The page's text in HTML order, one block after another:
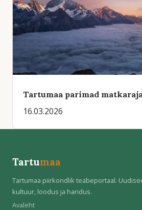
Tartumaa parimad
16.03.2026
Tartumaa
Tartumaa piirkondlik teabeportaal.
kultuur, loodus ja haridus.
Avaleht